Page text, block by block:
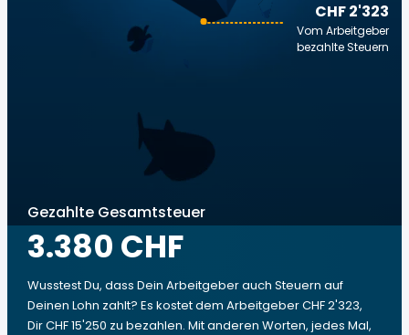
CHF 2'323
Vom Arbeitgeber
bezahlte Steuern
Gezahlte Gesamtsteuer
3.380 CHF
Wusstest Du, dass Dein Arbeitgeber auch Steuern auf
Deinen Lohn zahlt? Es kostet dem Arbeitgeber CHF 2'323,
Dir CHF 15'250 zu bezahlen. Mit anderen Worten, jedes Mal,